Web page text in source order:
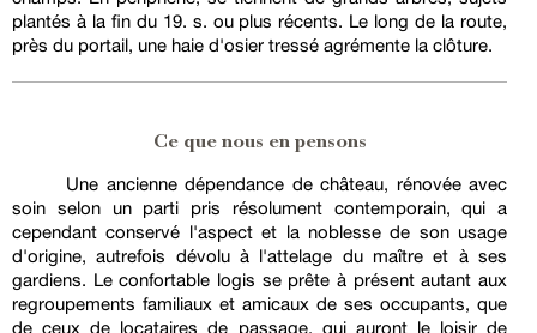
plantés à la fin du 19. s. ou plus récents. Le long de la route,
près du portail, une haie d'osier tressé agrémente la clôture.
Ce que nous en pensons
Une ancienne dépendance de château, rénovée avec
soin selon un parti pris résolument contemporain, qui a
cependant conservé l'aspect et la noblesse de son usage
d'origine, autrefois dévolu à l'attelage du maître et à ses
gardiens. Le confortable logis se prête à présent autant aux
regroupements familiaux et amicaux de ses occupants, que
de ceux de locataires de passage, qui auront le loisir de